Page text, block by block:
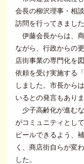
会長の柳沢理事・相
訪問を行ってきました
伊藤会長からは、
ながら、行政からの
店街事業の専門化を
依頼を受け実施する
しました。市長から
いるとの発言もありま
少子高齢化が進む
がコミュニティとし
ピールできるよう、
く、商店街自らが変
した。